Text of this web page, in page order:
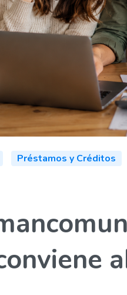
Préstamos y Créditos